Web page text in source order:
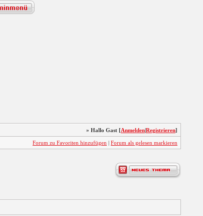
» Hallo Gast [Anmelden|Registrieren]
Forum zu Favoriten hinzufügen | Forum als gelesen markieren